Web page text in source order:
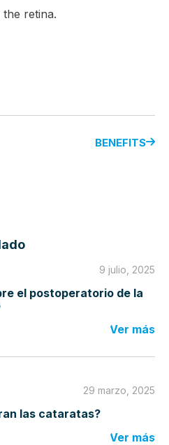
retina.
BENEFITS
9 julio, 2025
el postoperatorio de la
Ver más
29 marzo, 2025
las cataratas?
Ver más